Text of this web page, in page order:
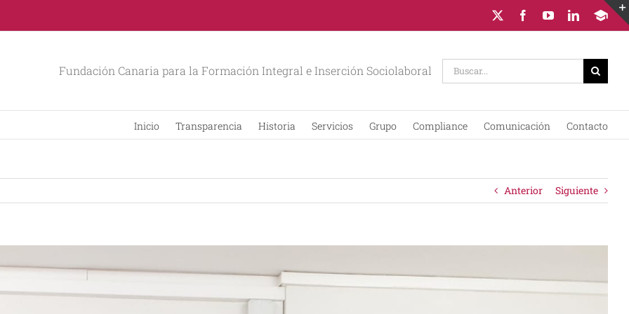
FacebookYouTubeLinkedIn
Campus
Fundación Canaria para la Formación Integral e Inserción Sociolaboral
Inicio Transparencia Historia Servicios Grupo Compliance Comunicación Contacto
Anterior Siguiente